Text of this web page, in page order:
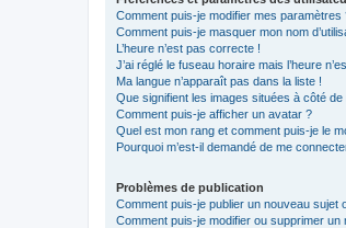
Comment puis-je modifier mes paramètres
Comment puis-je masquer mon nom
L’heure n’est pas correcte !
J’ai réglé le fuseau horaire mais l’heure
Ma langue n’apparaît pas dans la liste !
Que signifient les images situées à côté de
Comment puis-je afficher un avatar ?
Quel est mon rang et comment puis-je le
Pourquoi m’est-il demandé de me
Problèmes de publication
Comment puis-je publier un nouveau sujet
Comment puis-je modifier ou supprimer un